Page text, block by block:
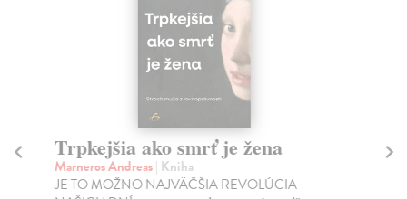
Trpkejšia ako smrť je žena
Marneros Andreas| Kniha
JE TO MOŽNO NAJVÄČŠIA REVOLÚCIA